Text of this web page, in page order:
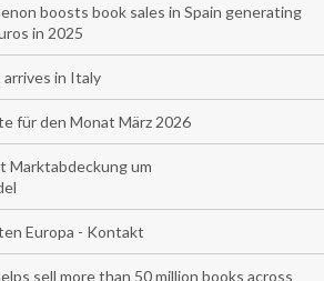
boosts book sales in Spain generating
in 2025
arrives in Italy
für den Monat März 2026
Marktabdeckung um
Europa - Kontakt
sell more than 50 million books across